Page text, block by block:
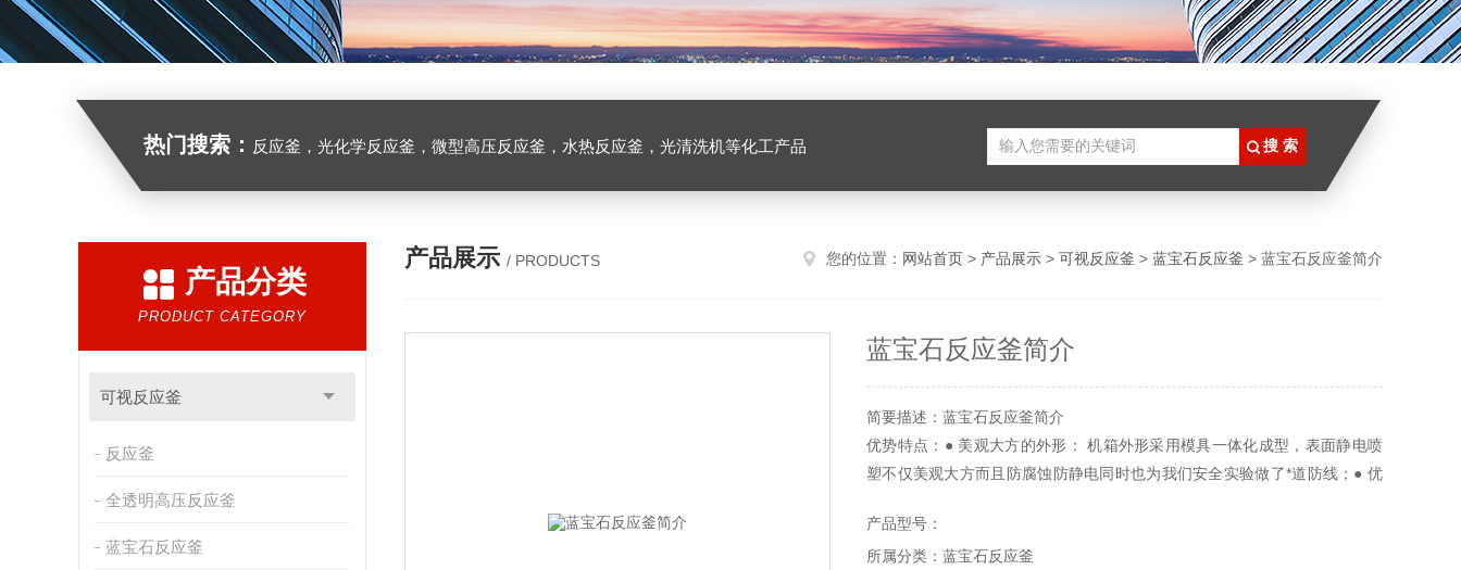
热门搜索： 反应釜，光化学反应釜，微型高压反应釜，水热反应釜，光清洗机等化工产品
产品分类
PRODUCT CATEGORY
可视反应釜
反应釜
全透明高压反应釜
蓝宝石反应釜
产品展示 / PRODUCTS 您的位置： 网站首页 > 产品展示 > 可视反应釜 > 蓝宝石反应釜 > 蓝宝石反应釜简介
蓝宝石反应釜简介
简要描述：蓝宝石反应釜简介
优势特点：● 美观大方的外形： 机箱外形采用模具一体化成型，表面静电喷
塑不仅美观大方而且防腐蚀防静电同时也为我们安全实验做了*道防线；● 优
器、美国FITOK比例卸荷阀压力可调节、美国FITOK高压针型阀等优质进口
配件为我们安全实验做了第二道防线；
产品型号：
所属分类：蓝宝石反应釜